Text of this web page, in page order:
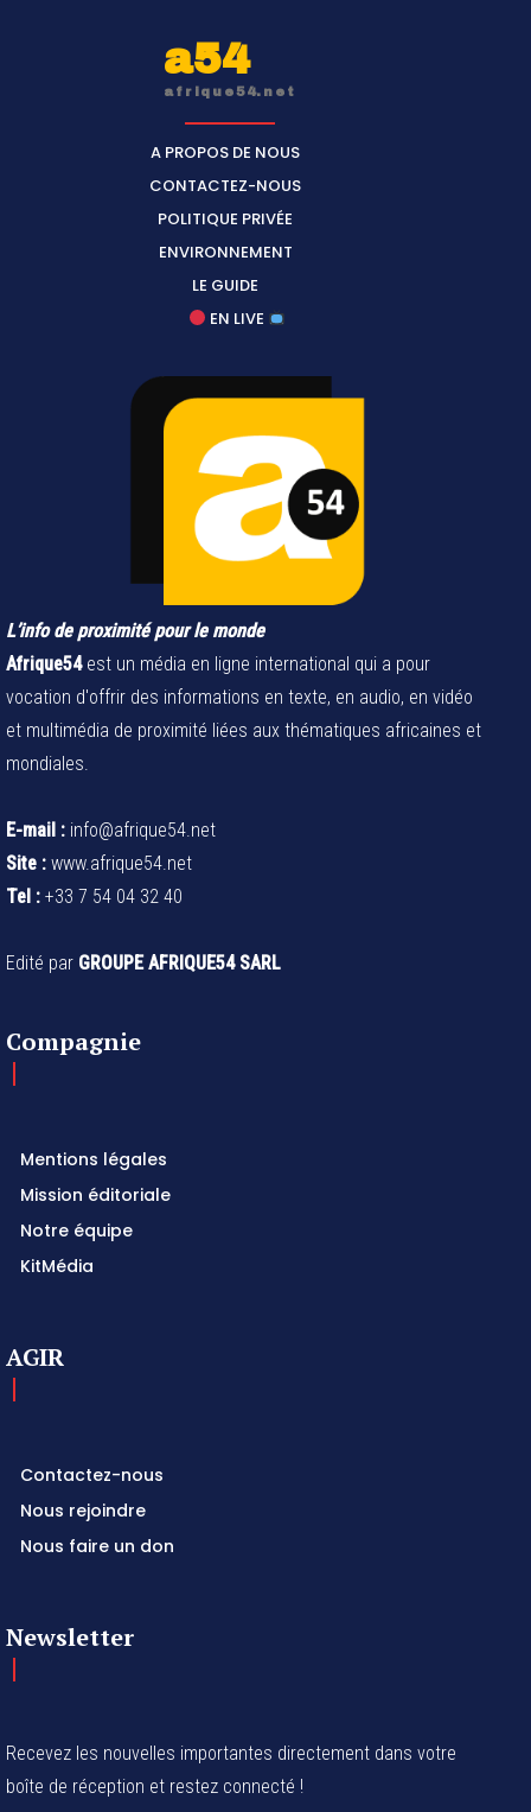
a54
afrique54.net
A PROPOS DE NOUS
CONTACTEZ-NOUS
POLITIQUE PRIVÉE
ENVIRONNEMENT
LE GUIDE
EN LIVE
L’info de proximité pour le monde
Afrique54est un média en ligne international qui a pour
vocation d'offrir des informations en texte, en audio, en vidéo
et multimédia de proximité liées aux thématiques africaines et
mondiales.
E-mail : info@afrique54.net
Site : www.afrique54.net
Tel : +33 7 54 04 32 40
Edité par GROUPE AFRIQUE54 SARL
Compagnie
Mentions légales
Mission éditoriale
Notre équipe
KitMédia
AGIR
Contactez-nous
Nous rejoindre
Nous faire un don
Newsletter
Recevez les nouvelles importantes directement dans votre
boîte de réception et restez connecté !